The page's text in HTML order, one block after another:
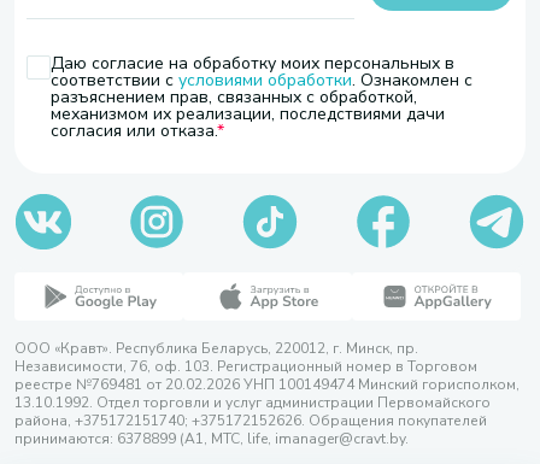
Даю согласие на обработку моих персональных в
соответствии с условиями обработки. Ознакомлен с
разъяснением прав, связанных с обработкой,
механизмом их реализации, последствиями дачи
согласия или отказа.
ООО «Кравт». Республика Беларусь, 220012, г. Минск, пр.
Независимости, 76, оф. 103. Регистрационный номер в Торговом
реестре №769481 от 20.02.2026 УНП 100149474 Минский горисполком,
13.10.1992. Отдел торговли и услуг администрации Первомайского
района, +375172151740; +375172152626. Обращения покупателей
принимаются: 6378899 (А1, МТС, life, imanager@cravt.by.